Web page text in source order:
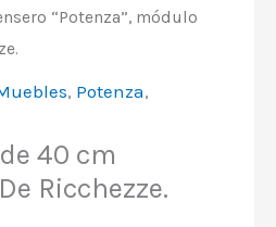
“Potenza”, módulo
, Potenza,
40 cm
Ricchezze.